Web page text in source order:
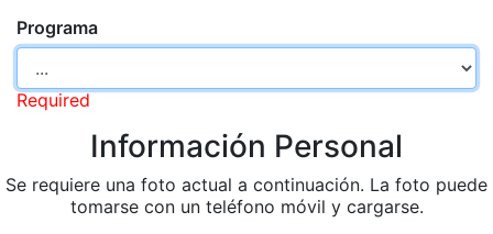
Programa
Required
Información Personal
Se requiere una foto actual a continuación. La foto puede
tomarse con un teléfono móvil y cargarse.